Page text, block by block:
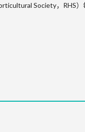
Society，RHS